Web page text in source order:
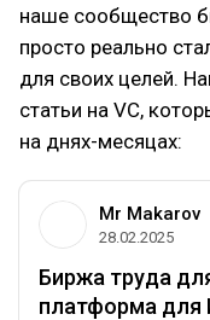
наше сообщество
просто реально
для своих целей.
статьи на VC,
на днях-месяцах:
Mr Makarov
28.02.2025
Биржа труда
платформа для